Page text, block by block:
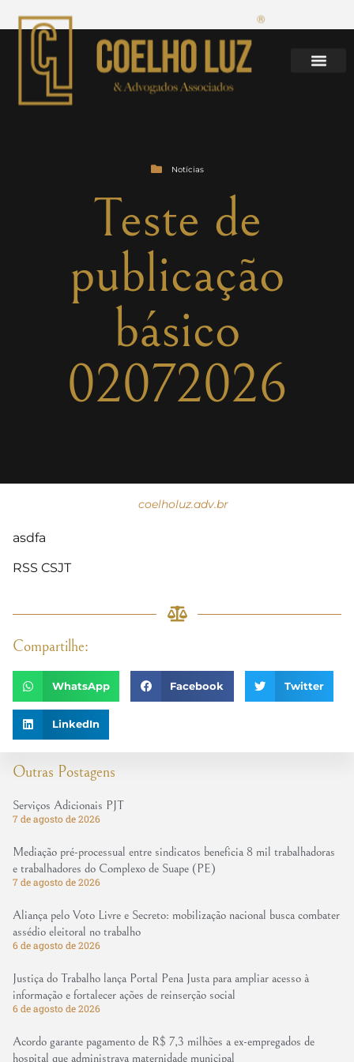
Notícias
Teste de
publicação
básico
02072026
Outras Postagens
Serviços Adicionais PJT
7 de agosto de 2026
Mediação pré-processual entre sindicatos beneficia 8 mil trabalhadoras
e trabalhadores do Complexo de Suape (PE)
7 de agosto de 2026
Aliança pelo Voto Livre e Secreto: mobilização nacional busca combater
assédio eleitoral no trabalho
6 de agosto de 2026
Justiça do Trabalho lança Portal Pena Justa para ampliar acesso à
informação e fortalecer ações de reinserção social
6 de agosto de 2026
Acordo garante pagamento de R$ 7,3 milhões a ex-empregados de
hospital que administrava maternidade municipal
coelholuz.adv.br
asdfa
RSS CSJT
Compartilhe:
WhatsApp Facebook Twitter
LinkedIn